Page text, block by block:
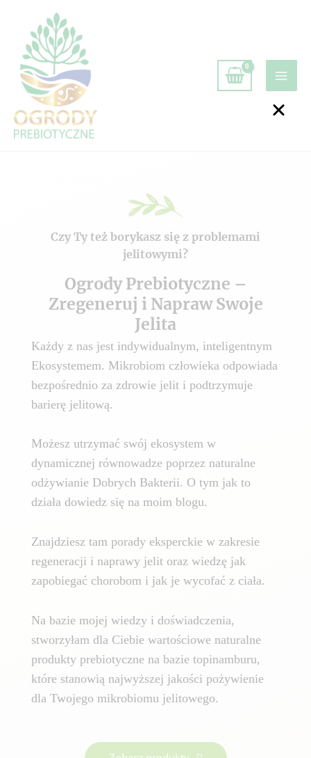
Czy Ty też borykasz się z problemami
jelitowymi?
Ogrody Prebiotyczne –
Zregeneruj i Napraw Swoje
Jelita
Każdy z nas jest indywidualnym, inteligentnym
Ekosystemem. Mikrobiom człowieka odpowiada
bezpośrednio za zdrowie jelit i podtrzymuje
barierę jelitową.
Możesz utrzymać swój ekosystem w
dynamicznej równowadze poprzez naturalne
odżywianie Dobrych Bakterii. O tym jak to
działa dowiedz się na moim blogu.
Znajdziesz tam porady eksperckie w zakresie
regeneracji i naprawy jelit oraz wiedzę jak
zapobiegać chorobom i jak je wycofać z ciała.
Na bazie mojej wiedzy i doświadczenia,
stworzyłam dla Ciebie wartościowe naturalne
produkty prebiotyczne na bazie topinamburu,
które stanowią najwyższej jakości pożywienie
dla Twojego mikrobiomu jelitowego.